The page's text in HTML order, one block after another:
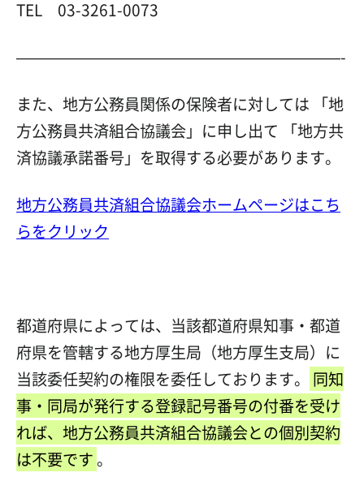
TEL 03-3261-0073
—————————————————————-
また、地方公務員関係の保険者に対しては 「地
方公務員共済組合協議会」に申し出て 「地方共
済協議承諾番号」を取得する必要があります。
地方公務員共済組合協議会ホームページはこち
らをクリック
都道府県によっては、当該都道府県知事・都道
府県を管轄する地方厚生局（地方厚生支局）に
当該委任契約の権限を委任しております。
同知
事・同局が発行する登録記号番号の付番を受け
れば、地方公務員共済組合協議会との個別契約
は不要です。